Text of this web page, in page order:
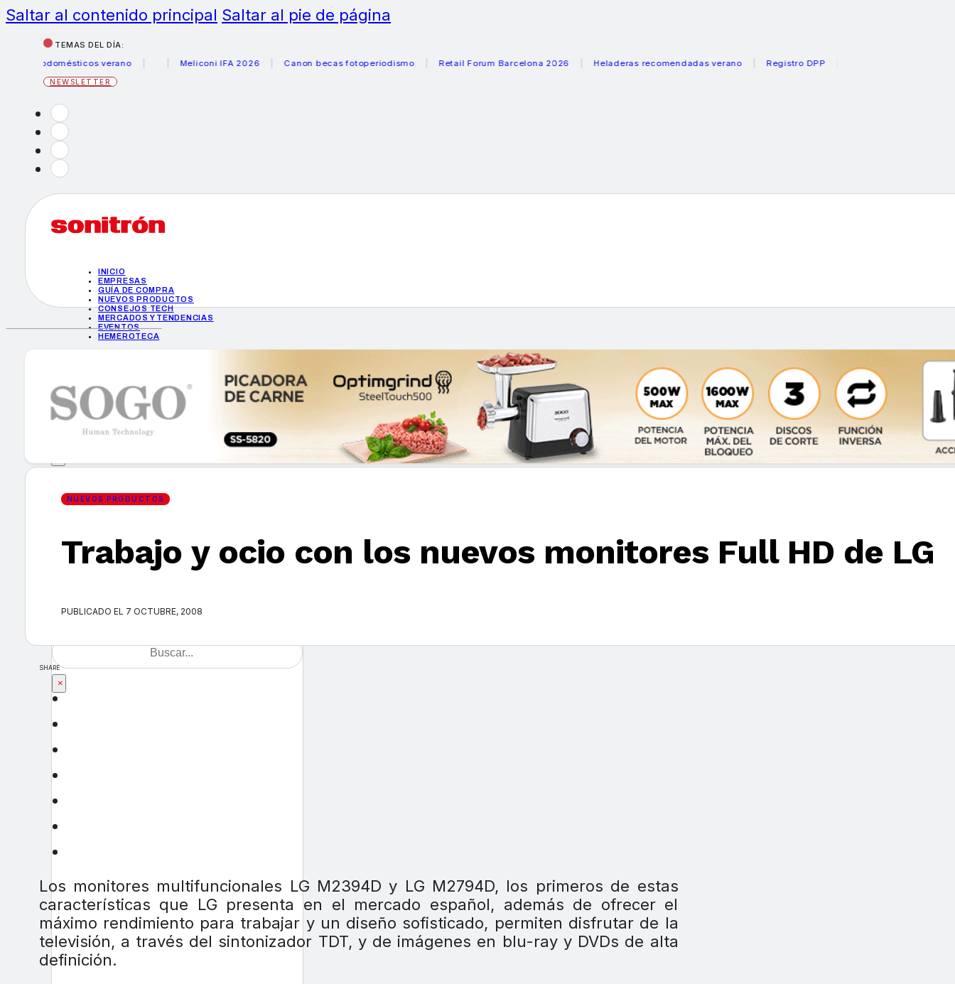
Saltar al contenido principal Saltar al pie de página
TEMAS DEL DÍA:
verano
Meliconi IFA 2026 Canon becas fotoperiodismo Retail Forum Barcelona 2026 Heladeras recomendadas verano Registro DPP
NEWSLETTER
INICIO
EMPRESAS
GUÍA DE COMPRA
NUEVOS PRODUCTOS
CONSEJOS TECH
MERCADOS Y TENDENCIAS
EVENTOS
HEMEROTECA
GUÍA DE COMPRA
NUEVOS PRODUCTOS
CONSEJOS TECH
MERCADOS Y TENDENCIAS
HEMEROTECA
Encuentra tu noticia
×
NUEVOS PRODUCTOS
Trabajo y ocio con los nuevos monitores Full HD de LG
PUBLICADO EL 7 OCTUBRE, 2008
SHARE
Los monitores multifuncionales LG M2394D y LG M2794D, los primeros de estas
características que LG presenta en el mercado español, además de ofrecer el
máximo rendimiento para trabajar y un diseño sofisticado, permiten disfrutar de la
televisión, a través del sintonizador TDT, y de imágenes en blu-ray y DVDs de alta
definición.